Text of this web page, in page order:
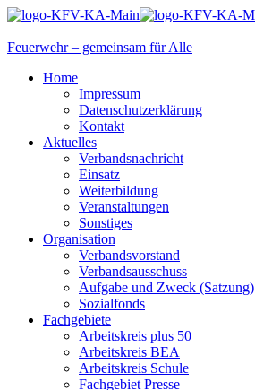
Feuerwehr – gemeinsam für Alle
Home
Impressum
Datenschutzerklärung
Kontakt
Aktuelles
Verbandsnachricht
Einsatz
Weiterbildung
Veranstaltungen
Sonstiges
Organisation
Verbandsvorstand
Verbandsausschuss
Aufgabe und Zweck (Satzung)
Sozialfonds
Fachgebiete
Arbeitskreis plus 50
Arbeitskreis BEA
Arbeitskreis Schule
Fachgebiet Presse